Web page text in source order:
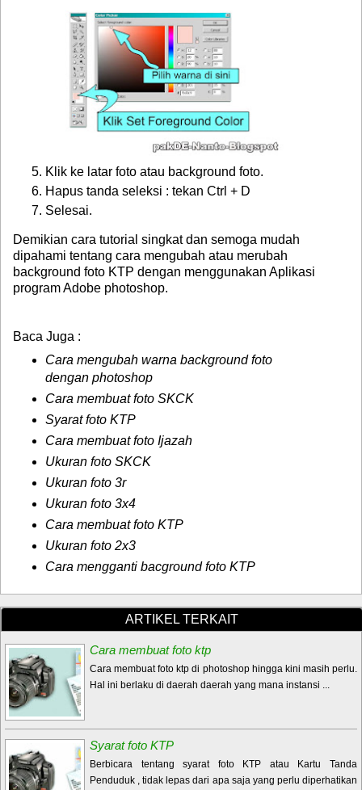
Klik ke latar foto atau background foto.
Hapus tanda seleksi : tekan Ctrl + D
Selesai.
Demikian cara tutorial singkat dan semoga mudah
dipahami tentang cara mengubah atau merubah
background foto KTP dengan menggunakan Aplikasi
program Adobe photoshop.
Baca Juga :
Cara mengubah warna background foto
dengan photoshop
Cara membuat foto SKCK
Syarat foto KTP
Cara membuat foto Ijazah
Ukuran foto SKCK
Ukuran foto 3r
Ukuran foto 3x4
Cara membuat foto KTP
Ukuran foto 2x3
Cara mengganti bacground foto KTP
ARTIKEL TERKAIT
Cara membuat foto ktp
Cara membuat foto ktp di photoshop hingga kini masih perlu.
Hal ini berlaku di daerah daerah yang mana instansi ...
Syarat foto KTP
Berbicara tentang syarat foto KTP atau Kartu Tanda
Penduduk , tidak lepas dari apa saja yang perlu diperhatikan